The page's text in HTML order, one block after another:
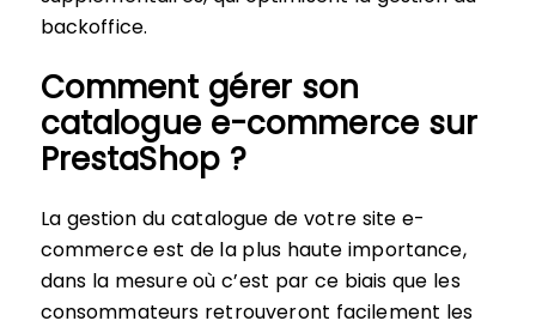
backoffice.
Comment gérer son
catalogue e-commerce sur
PrestaShop ?
La gestion du catalogue de votre site e-
commerce est de la plus haute importance,
dans la mesure où c’est par ce biais que les
consommateurs retrouveront facilement les